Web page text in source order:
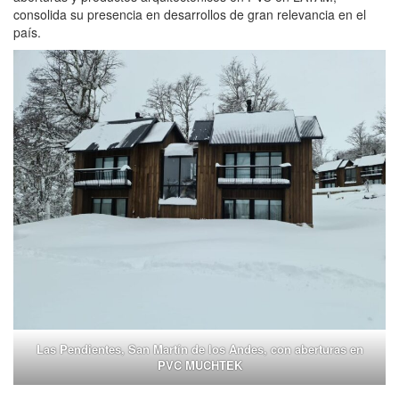
consolida su presencia en desarrollos de gran relevancia en el
país.
Las Pendientes, San Martín de los Andes, con aberturas en
PVC MUCHTEK